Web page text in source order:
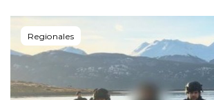
Regionales